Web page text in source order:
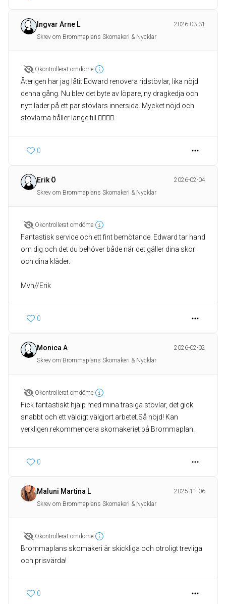
Ingvar Arne L
2026-03-31
Skrev om Brommaplans Skomakeri & Nycklar
Okontrollerat omdöme
Återigen har jag låtit Edward renovera ridstövlar, lika nöjd
denna gång. Nu blev det byte av löpare, ny dragkedja och
nytt läder på ett par stövlars innersida. Mycket nöjd och
stövlarna håller länge till 👍🏻😀👢
0
Erik Ö
2026-02-04
Skrev om Brommaplans Skomakeri & Nycklar
Okontrollerat omdöme
Fantastisk service och ett fint bemötande. Edward tar hand
om dig och det du behöver både när det gäller dina skor
och dina kläder.
Mvh//Erik
0
Monica A
2026-02-02
Skrev om Brommaplans Skomakeri & Nycklar
Okontrollerat omdöme
Fick fantastiskt hjälp med mina trasiga stövlar, det gick
snabbt och ett väldigt välgjort arbetet.Så nöjd! Kan
verkligen rekommendera skomakeriet på Brommaplan.
0
Maluni Martina L
2025-11-06
Skrev om Brommaplans Skomakeri & Nycklar
Okontrollerat omdöme
Brommaplans skomakeri är skickliga och otroligt trevliga
och prisvärda!
0